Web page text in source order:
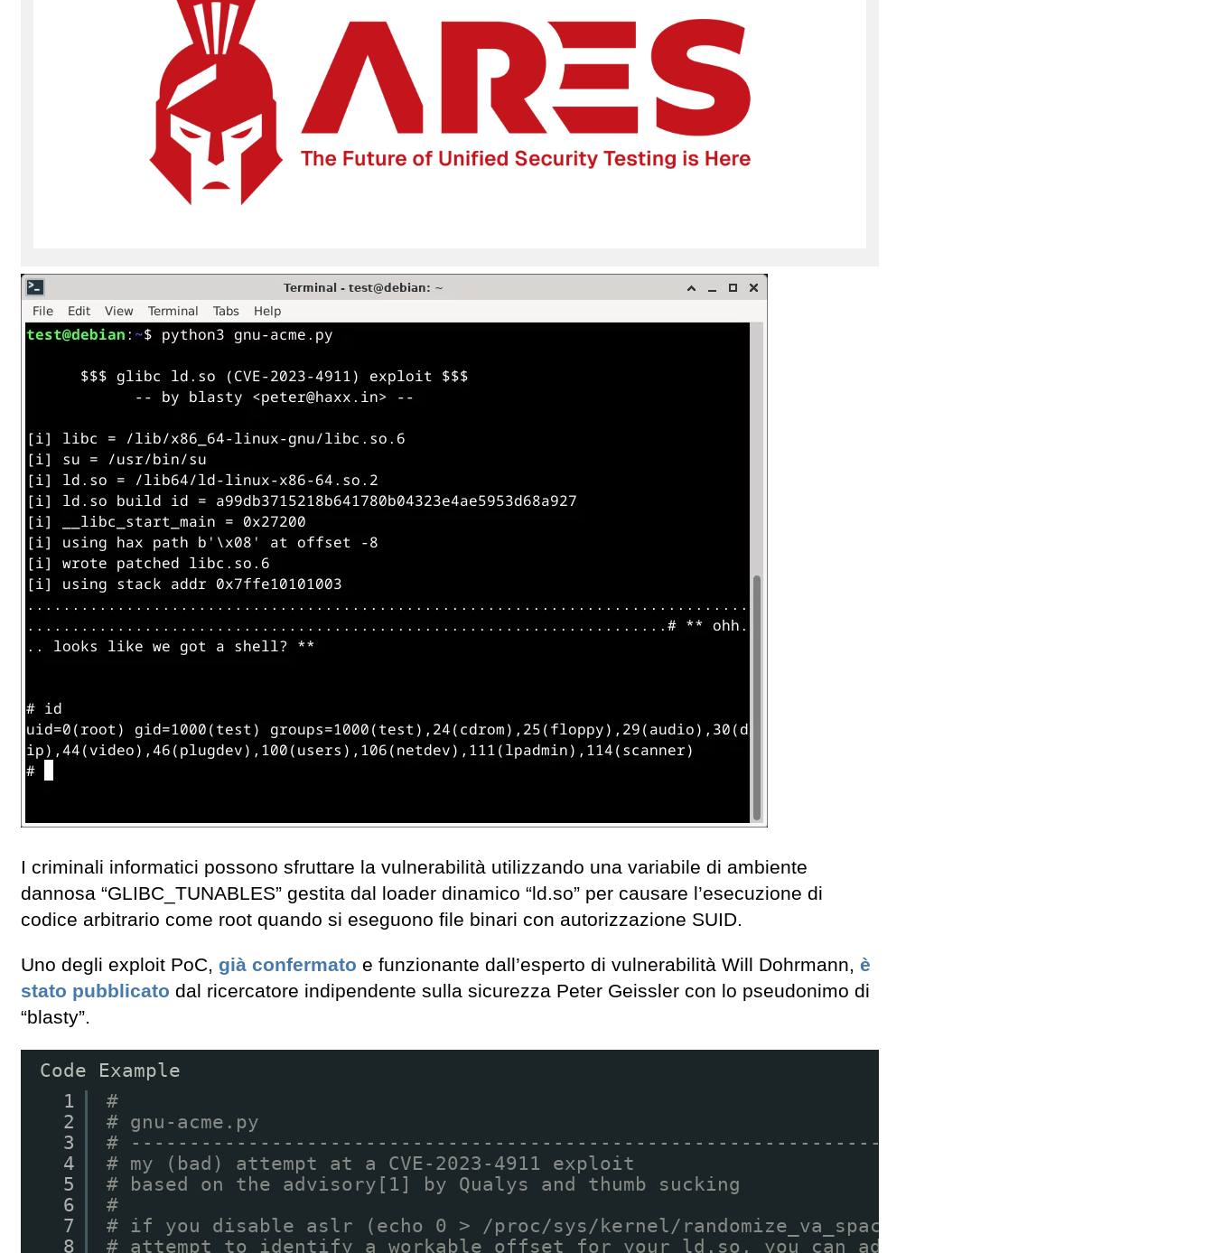
I criminali informatici possono sfruttare la vulnerabilità utilizzando una variabile di ambiente
dannosa “GLIBC_TUNABLES” gestita dal loader dinamico “ld.so” per causare l’esecuzione di
codice arbitrario come root quando si eseguono file binari con autorizzazione SUID.
Uno degli exploit PoC, già confermato e funzionante dall’esperto di vulnerabilità Will Dohrmann, è
stato pubblicato dal ricercatore indipendente sulla sicurezza Peter Geissler con lo pseudonimo di
“blasty”.
Code Example
1
2
3
4
5
6
7
8
#
# gnu-acme.py
# ------------------------------------------------------------------------------
# my (bad) attempt at a CVE-2023-4911 exploit
# based on the advisory[1] by Qualys and thumb sucking
#
# if you disable aslr (echo 0 > /proc/sys/kernel/randomize_va_space) it will
# attempt to identify a workable offset for your ld.so, you can add it to TARGETS